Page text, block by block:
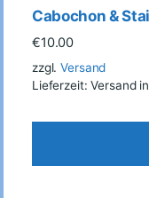
Cabochon &
€10.00
zzgl.Versand
Lieferzeit: Versand